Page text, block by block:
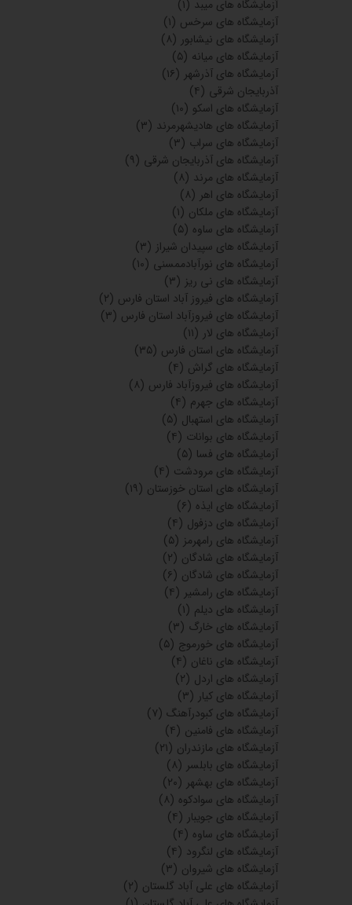
آزمایشگاه های میبد (۱)
آزمایشگاه های سرخس (۱)
آزمایشگاه های نیشابور (۸)
آزمایشگاه های میانه (۵)
آزمایشگاه های آذرشهر (۱۶)
آذربایجان شرقی (۴)
آزمایشگاه های اسکو (۱۰)
آزمایشگاه های هادیشهرمرند (۳)
آزمایشگاه های سراب (۳)
آزمایشگاه های آذربایجان شرقی (۹)
آزمایشگاه های مرند (۸)
آزمایشگاه های اهر (۸)
آزمایشگاه های ملکان (۱)
آزمایشگاه های ساوه (۵)
آزمایشگاه های سپیدان شیراز (۳)
آزمایشگاه های نورآبادممسنی (۱۰)
آزمایشگاه های نی ریز (۳)
آزمایشگاه های فیروز آباد استان فارس (۲)
آزمایشگاه های فیروزآباد استان فارس (۳)
آزمایشگاه های لار (۱۱)
آزمایشگاه های استان فارس (۳۵)
آزمایشگاه های گراش (۴)
آزمایشگاه های فیروزآباد فارس (۸)
آزمایشگاه های جهرم (۴)
آزمایشگاه های استهبال (۵)
آزمایشگاه های بوانات (۴)
آزمایشگاه های فسا (۵)
آزمایشگاه های مرودشت (۴)
آزمایشگاه های استان خوزستان (۱۹)
آزمایشگاه های ایذه (۶)
آزمایشگاه های دزفول (۴)
آزمایشگاه های رامهرمز (۵)
آزمایشگاه های شادگان (۲)
آزمایشگاه های شادگان (۶)
آزمایشگاه های رامشیر (۴)
آزمایشگاه های دیلم (۱)
آزمایشگاه های خارگ (۳)
آزمایشگاه های خورموج (۵)
آزمایشگاه های ناغان (۴)
آزمایشگاه های اردل (۲)
آزمایشگاه های کیار (۳)
آزمایشگاه های کبودرآهنگ (۷)
آزمایشگاه های فامنین (۴)
آزمایشگاه های مازندران (۲۱)
آزمایشگاه های بابلسر (۸)
آزمایشگاه های بهشهر (۲۰)
آزمایشگاه های سوادکوه (۸)
آزمایشگاه های جویبار (۴)
آزمایشگاه های ساوه (۴)
آزمایشگاه های لنگرود (۴)
آزمایشگاه های شیروان (۳)
آزمایشگاه های علی آباد گلستان (۲)